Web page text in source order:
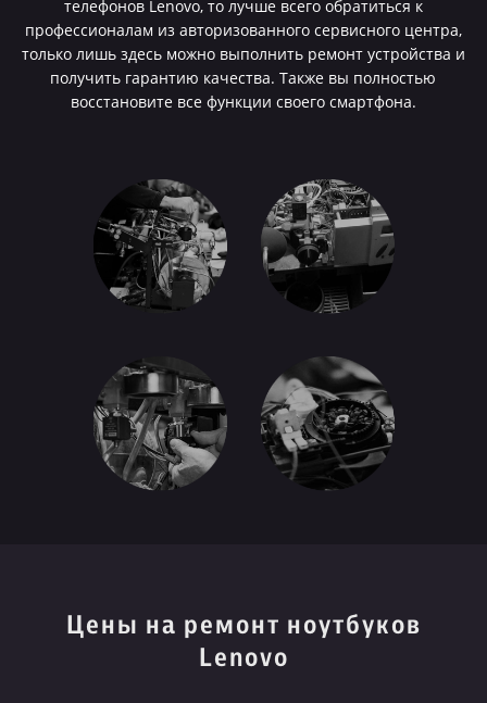
телефонов Lenovo, то лучше всего обратиться к
профессионалам из авторизованного сервисного центра,
только лишь здесь можно выполнить ремонт устройства и
получить гарантию качества. Также вы полностью
восстановите все функции своего смартфона.
Цены на ремонт ноутбуков
Lenovo